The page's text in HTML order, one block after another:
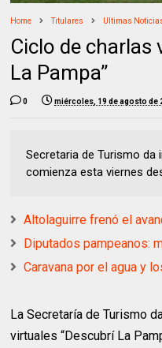
Home Titulares Ultimas
Ciclo de charlas
La Pampa”
0 miércoles, 19 de agosto de
Secretaria de Turismo da
comienza esta viernes
Altolaguirre frenó el
Diputados pampeanos:
Caravana por el agua y
La Secretaría de Turismo
virtuales “Descubrí La